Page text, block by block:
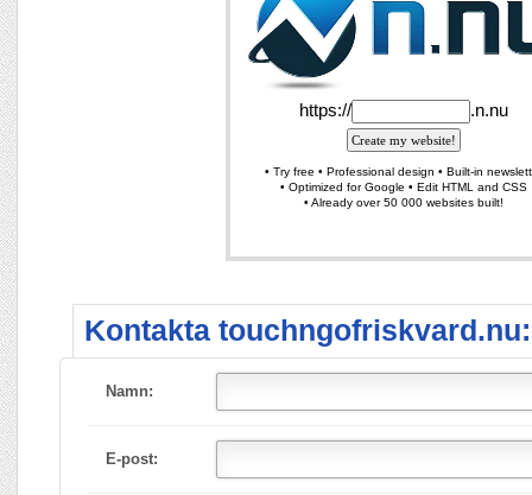
Kontakta touchngofriskvard.nu:
Namn:
E-post: